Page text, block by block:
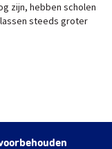
zijn, hebben scholen
steeds groter